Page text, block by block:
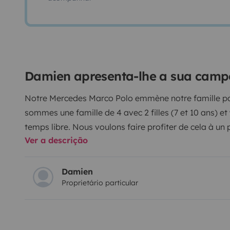
Damien apresenta-lhe a sua
Notre Mercedes Marco Polo emmène notre famille
sommes une famille de 4 avec 2 filles (7 et 10 ans)
temps libre. Nous voulons faire profiter de cela à un
pourquoi nous le proposons sur la plateforme
vous pourrez vous réveiller en montagne et profiter
bien profiter d'une belle soirée au coin du feu... Si
Ver a descrição
Damien
Proprietário particular